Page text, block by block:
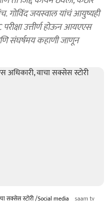
जयस्वाल यांचं आयुष्यही
उत्तीर्ण होऊन आयएएस
संघर्षमय कहाणी जाणून
सक्सेस स्टोरी /Social media saam tv